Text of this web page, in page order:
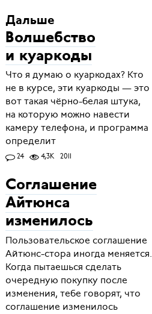
Дальше
Волшебство
и куаркоды
Что я думаю о куаркодах? Кто
не в курсе, эти куаркоды — это
вот такая чёрно-белая штука,
на которую можно навести
камеру телефона, и программа
определит
24 4,3K 2011
Соглашение
Айтюнса
изменилось
Пользовательское соглашение
Айтюнс-стора иногда меняется.
Когда пытаешься сделать
очередную покупку после
изменения, тебе говорят, что
соглашение изменилось